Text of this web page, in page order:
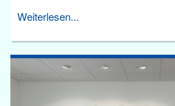
Weiterlesen...